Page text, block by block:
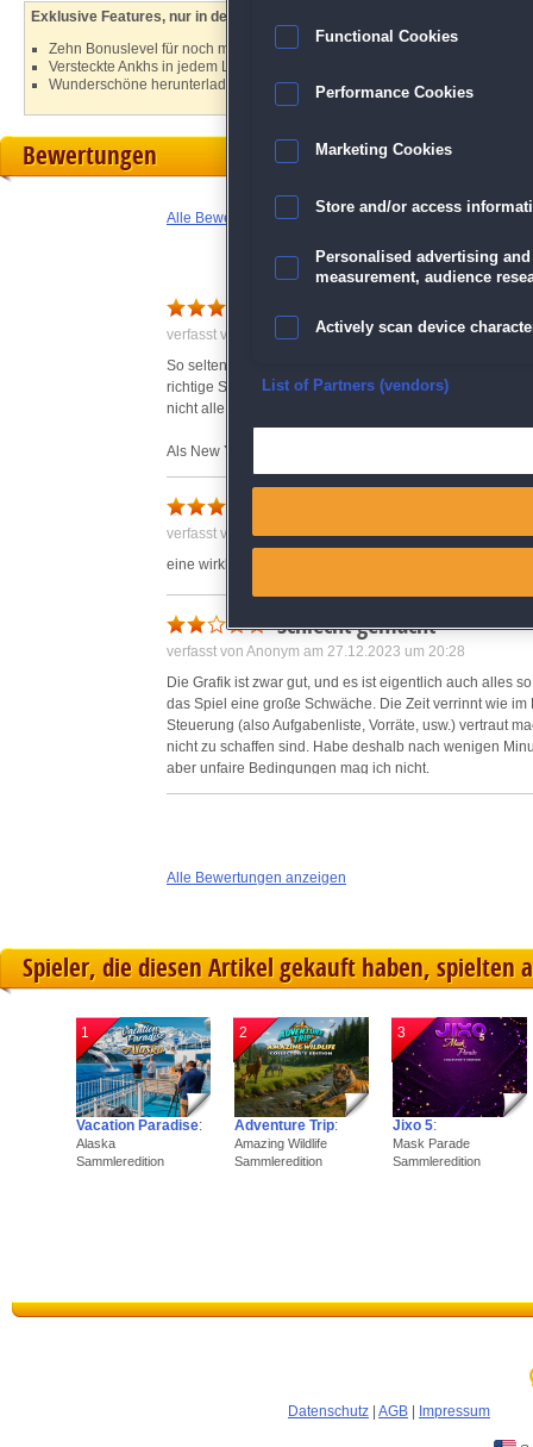
Exklusive Features, nur in der Sammleredition:
Zehn Bonuslevel für noch mehr Abenteuer
Versteckte Ankhs in jedem Level
Wunderschöne herunterladbare Hintergrundbilder
Bewertungen
Alle Bewertungen anzeigen
Spitzenspiel
verfasst von Anonym am 04.01.2024 um 10:10
So selten ich auch Bewertungen schreibe, hier muss
richtige Strategie. Der beschriebene Level kann easy
nicht alle Gefangenen befreit oder alle Käfer bekämpft
Als New Yankee Fan kann ich nur sagen, dass das
Levels schnell begreift, worauf es ankommt und welche
verfasst von Anonym am 15.01.2024 um 01:35
eine wirkliche Herausforderung
Schlecht gemacht
verfasst von Anonym am 27.12.2023 um 20:28
Die Grafik ist zwar gut, und es ist eigentlich auch alles
das Spiel eine große Schwäche. Die Zeit verrinnt wie
Steuerung (also Aufgabenliste, Vorräte, usw.) vertraut
nicht zu schaffen sind. Habe deshalb nach wenigen
aber unfaire Bedingungen mag ich nicht.
Alle Bewertungen anzeigen
Spieler, die diesen Artikel gekauft haben, spielten
1
Vacation Paradise:
Alaska
Sammleredition
2
Adventure Trip:
Amazing Wildlife
Sammleredition
3
Jixo 5:
Mask Parade
Sammleredition
Datenschutz AGB Impressum
Functional Cookies
Performance Cookies
Marketing Cookies
Store and/or access
Personalised advertising
measurement, audience
Actively scan device
Ensure security, prevent
List of Partners (vendors)